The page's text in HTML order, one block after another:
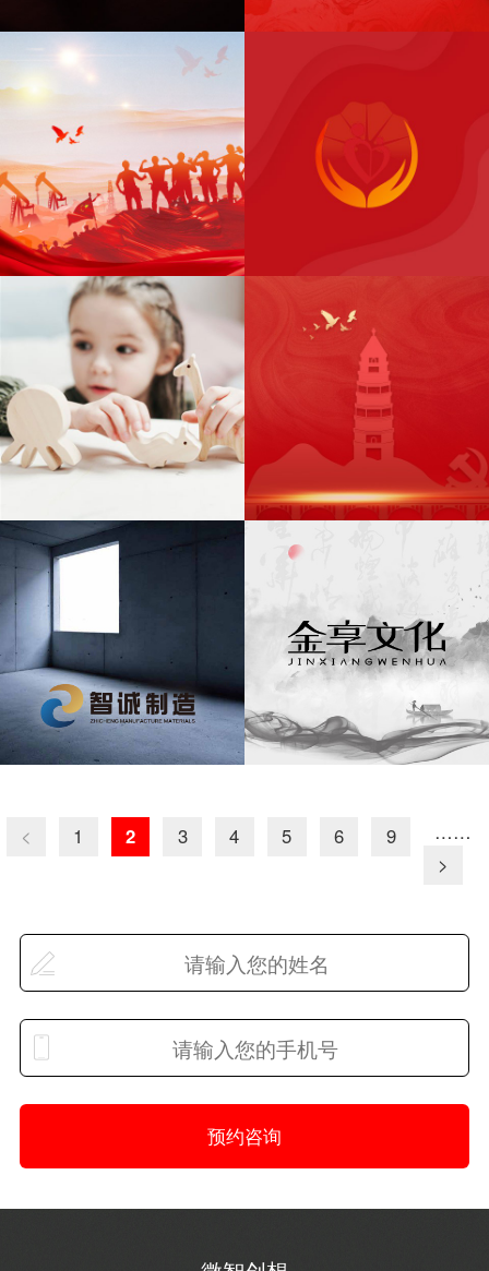
< 1 2 3 4 5 6 ……
9
>
预约咨询